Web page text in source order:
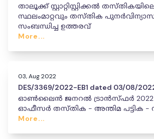
താലൂക്ക് സ്റ്റാറ്റിസ്റ്റിക്കൽ
സ്ഥലംമാറ്റവും തസ്തിക
സംബന്ധിച്ച ഉത്തരവ്
More...
03, Aug 2022
DES/3369/2022-EB1 dated 03/08/
ഓൺലൈൻ ജനറൽ ട്രാൻസ്ഫർ 2022 -
ഓഫീസർ തസ്തിക - അന്തിമ പട്ടിക
More...